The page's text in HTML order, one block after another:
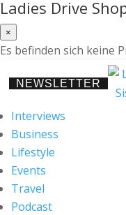
Ladies Drive
×
Es befinden sich keine
NEWSLETTER
Interviews
Business
Lifestyle
Events
Travel
Podcast